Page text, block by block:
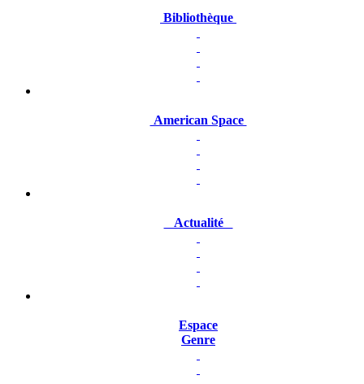
Bibliothèque
American Space
Actualité
Espace
Genre